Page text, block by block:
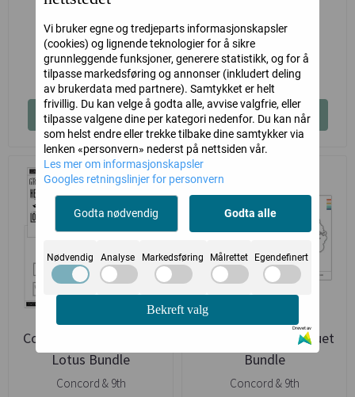
Concord & 9th
690,-
Kjøp
Concord & 9th
319,-
Kjøp
Concord & 9th Layered
Lotus Bundle
Concord & 9th
Concord & 9th Bouquet
Bundle
Concord & 9th
Vi bruker egne og tredjeparts informasjonskapsler
(cookies) og lignende teknologier for å sikre
grunnleggende funksjoner, generere statistikk, og for å
tilpasse markedsføring og annonser (inkludert deling
av brukerdata med partnere). Samtykket er helt
frivillig. Du kan velge å godta alle, avvise valgfrie, eller
tilpasse valgene dine per kategori nedenfor. Du kan når
som helst endre eller trekke tilbake dine samtykker via
lenken «personvern» nederst på nettsiden vår.
Les mer om informasjonskapsler
Googles retningslinjer for personvern
Godta nødvendig Godta alle
Nødvendig Analyse Markedsføring Målrettet Egendefinert
Bekreft valg
Drevet av